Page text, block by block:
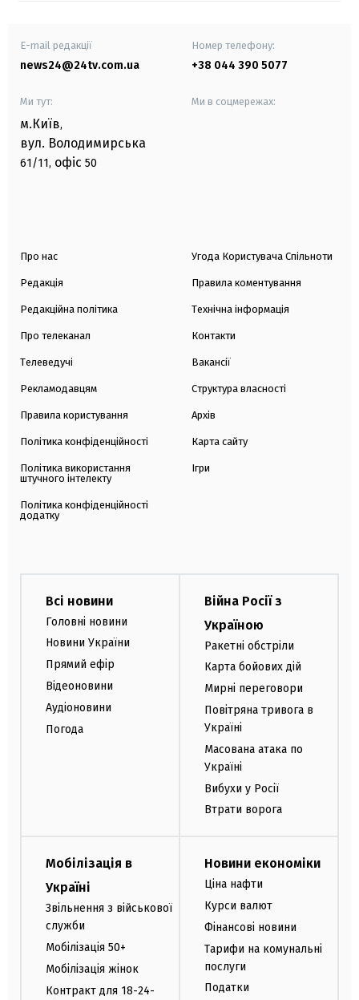
E-mail редакції
news24@24tv.com.ua
Номер телефону:
+38 044 390 5077
Ми тут:
м.Київ,
вул. Володимирська
61/11, офіс 50
Ми в соцмережах:
Про нас
Редакція
Редакційна політика
Про телеканал
Телеведучі
Рекламодавцям
Правила користування
Політика конфіденційності
Політика використання
штучного інтелекту
Політика конфіденційності
додатку
Угода Користувача Спільноти
Правила коментування
Технічна інформація
Контакти
Вакансії
Структура власності
Архів
Карта сайту
Ігри
Всі новини
Головні новини
Новини України
Прямий ефір
Відеоновини
Аудіоновини
Погода
Війна Росії з
Україною
Ракетні обстріли
Карта бойових дій
Мирні переговори
Повітряна тривога в
Україні
Масована атака по
Україні
Вибухи у Росії
Втрати ворога
Мобілізація в
Україні
Звільнення з військової
служби
Мобілізація 50+
Мобілізація жінок
Контракт для 18-24-
Новини економіки
Ціна нафти
Курси валют
Фінансові новини
Тарифи на комунальні
послуги
Податки